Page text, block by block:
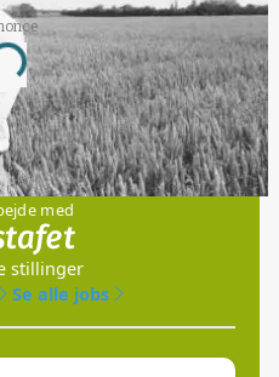
med
stillinger
Se alle jobs